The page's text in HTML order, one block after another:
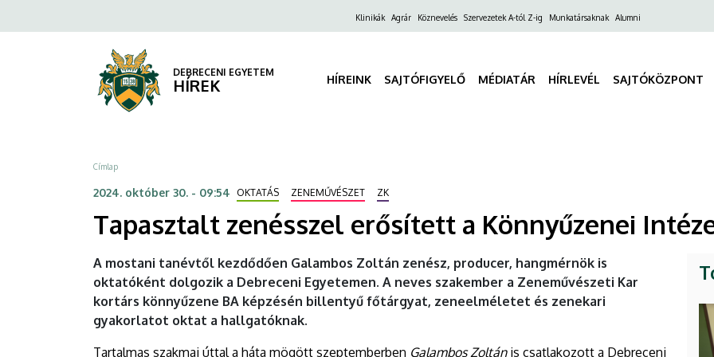
zenésszel
erősített
DEBRECENI
EGYETEM
a
FelsőKlinikák Agrár Köznevelés Szervezetek A-tól Z-ig Munkatársaknak Alumni
DEBRECENI EGYETEM
HÍREK HÍREINK SAJTÓFIGYELŐ MÉDIATÁR HÍRLEVÉL SAJTÓKÖZPONT
Morzsa
Címlap
2024. október 30. - 09:54 OKTATÁS ZENEMŰVÉSZET ZK
Tapasztalt zenésszel erősített a Könnyűzenei
A mostani tanévtől kezdődően Galambos Zoltán zenész, producer, hangmérnök is
oktatóként dolgozik a Debreceni Egyetemen. A neves szakember a Zeneművészeti Kar
kortárs könnyűzene BA képzésén billentyű főtárgyat, zeneelméletet és zenekari
gyakorlatot oktat a hallgatóknak.
Tartalmas szakmai úttal a háta mögött szeptemberben Galambos Zoltánis csatlakozott a Debreceni